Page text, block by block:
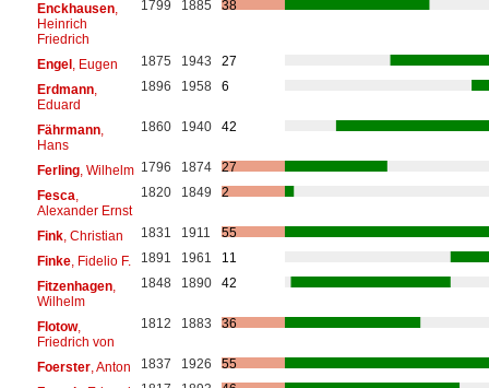
Enckhausen,
Heinrich
Friedrich
1799 1885 38
Engel, Eugen 1875 1943
27
Erdmann,
Eduard
1896 1958 6
Fährmann,
Hans
1860 1940 42
Ferling, Wilhelm 1796 1874
27
Fesca
Alexander Ernst
1820 1849 2
Fink, Christian 1831 1911
55
Finke, Fidelio F. 1891 1961
11
Fitzenhagen,
Wilhelm
1848 1890 42
Flotow,
Friedrich von
1812 1883 36
Foerster, Anton 1837 1926
55